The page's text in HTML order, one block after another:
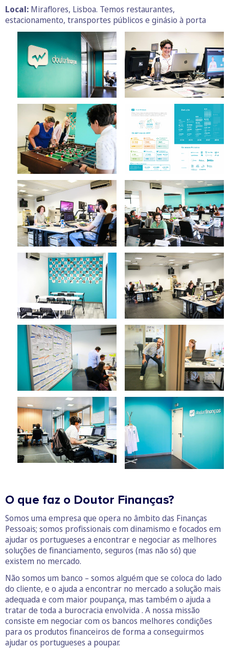
Local: Miraflores, Lisboa. Temos restaurantes,
estacionamento, transportes públicos e ginásio à porta
O que faz o Doutor Finanças?
Somos uma empresa que opera no âmbito das Finanças
Pessoais; somos profissionais com dinamismo e focados em
ajudar os portugueses a encontrar e negociar as melhores
soluções de financiamento, seguros (mas não só) que
existem no mercado.
Não somos um banco – somos alguém que se coloca do lado
do cliente, e o ajuda a encontrar no mercado a solução mais
adequada e com maior poupança, mas também o ajuda a
tratar de toda a burocracia envolvida . A nossa missão
consiste em negociar com os bancos melhores condições
para os produtos financeiros de forma a conseguirmos
ajudar os portugueses a poupar.